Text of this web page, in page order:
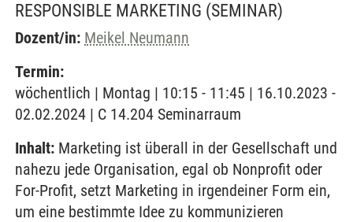
RESPONSIBLE MARKETING (SEMINAR)
Dozent/in: Meikel Neumann
Termin:
wöchentlich | Montag | 10:15 - 11:45 | 16.10.2023 -
02.02.2024 | C 14.204 Seminarraum
Inhalt: Marketing ist überall in der Gesellschaft und
nahezu jede Organisation, egal ob Nonprofit oder
For-Profit, setzt Marketing in irgendeiner Form ein,
um eine bestimmte Idee zu kommunizieren